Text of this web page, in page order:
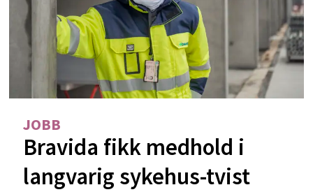
JOBB
Bravida fikk medhold i
langvarig sykehus-tvist